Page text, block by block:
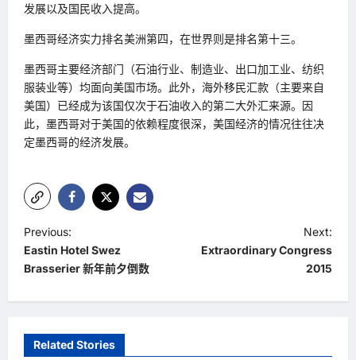
发展以及国民收入提高。
墨西哥经济实力排名美洲第四，在世界则是排名第十三。
墨西哥主要经济部门（石油行业、制造业、出口加工业、纺织
服装业等）均面向美国市场。此外，海外移民汇款（主要来自
美国）已经成为该国仅次于石油收入的第二大外汇来源。因
此，墨西哥对于美国的依赖程度很深，美国经济的情况往往决
定墨西哥的经济发展。
P
o
n
Previous:
Eastin Hotel Swez
Brasserier 新年前夕倒数
Next:
Extraordinary Congress
2015
Related Stories